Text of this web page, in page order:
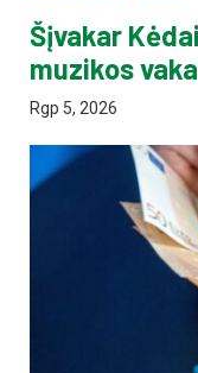
Šįvakar
muzikos
Rgp 5, 2026